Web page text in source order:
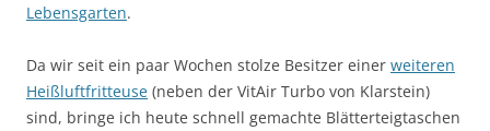
Lebensgarten.
Da wir seit ein paar Wochen stolze Besitzer einer weiteren
Heißluftfritteuse (neben der VitAir Turbo von Klarstein)
sind, bringe ich heute schnell gemachte Blätterteigtaschen